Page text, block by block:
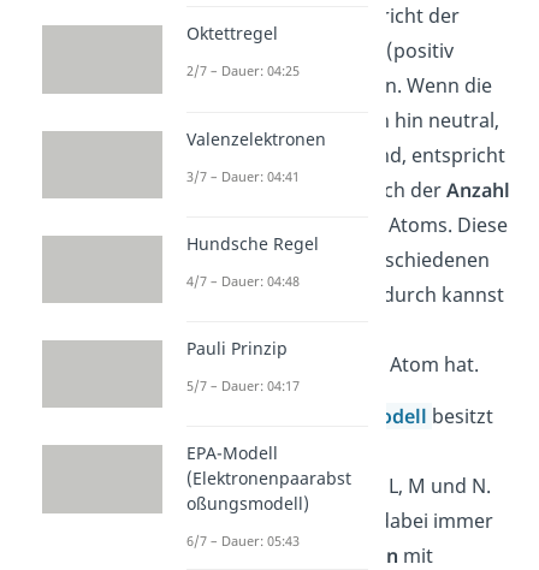
entspricht der
Anzahl der Protonen (positiv
geladen) im Atomkern. Wenn die
Elemente nach außen hin neutral,
also nicht geladen sind, entspricht
die Ordnungszahl auch derAnzahl
eines Atoms. Diese
kannst du auf die verschiedenen
Schalen verteilen. Dadurch kannst
Valenzelektronen ein Atom hat.
Schalenmodell besitzt
jedes Atom die vier
Elektronenschalen K, L, M und N.
Die Schalen werden dabei immer
von innen nach außen mit
Oktettregel
2/7 – Dauer: 04:25
Valenzelektronen
3/7 – Dauer: 04:41
Hundsche Regel
4/7 – Dauer: 04:48
Pauli Prinzip
5/7 – Dauer: 04:17
EPA-Modell
(Elektronenpaarabst
oßungsmodell)
6/7 – Dauer: 05:43